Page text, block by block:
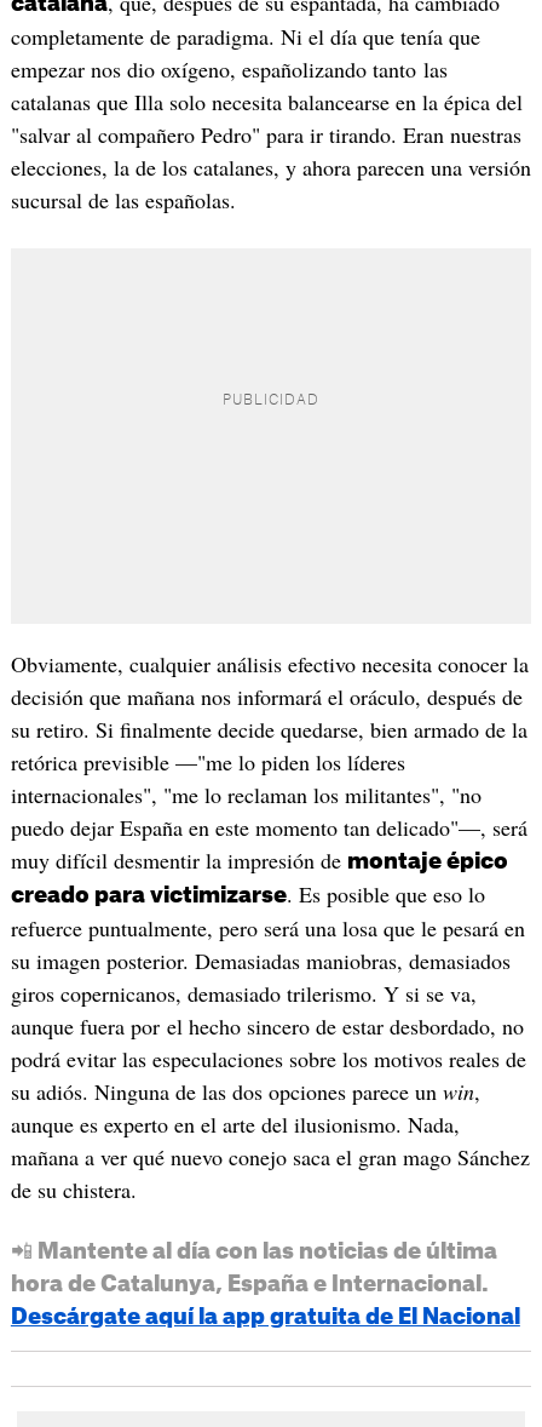
completamente de paradigma. Ni el día que tenía que
empezar nos dio oxígeno, españolizando tanto las
catalanas que Illa solo necesita balancearse en la épica del
"salvar al compañero Pedro" para ir tirando. Eran nuestras
elecciones, la de los catalanes, y ahora parecen una versión
sucursal de las españolas.
Obviamente, cualquier análisis efectivo necesita conocer la
decisión que mañana nos informará el oráculo, después de
su retiro. Si finalmente decide quedarse, bien armado de la
retórica previsible —"me lo piden los líderes
internacionales", "me lo reclaman los militantes", "no
puedo dejar España en este momento tan delicado"—, será
muy difícil desmentir la impresión de montaje épico
creado para victimizarse. Es posible que eso lo
refuerce puntualmente, pero será una losa que le pesará en
su imagen posterior. Demasiadas maniobras, demasiados
giros copernicanos, demasiado trilerismo. Y si se va,
aunque fuera por el hecho sincero de estar desbordado, no
podrá evitar las especulaciones sobre los motivos reales de
su adiós. Ninguna de las dos opciones parece un win,
aunque es experto en el arte del ilusionismo. Nada,
mañana a ver qué nuevo conejo saca el gran mago Sánchez
de su chistera.
📲 Mantente al día con las noticias de última
hora de Catalunya, España e Internacional.
Descárgate aquí la app gratuita de El Nacional